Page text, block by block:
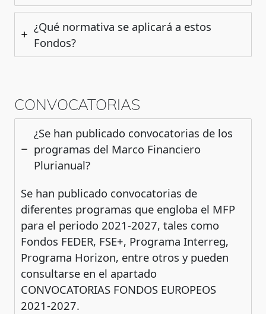
¿Qué normativa se aplicará a estos
Fondos?
CONVOCATORIAS
¿Se han publicado convocatorias de los
programas del Marco Financiero
Plurianual?
Se han publicado convocatorias de
diferentes programas que engloba el MFP
para el periodo 2021-2027, tales como
Fondos FEDER, FSE+, Programa Interreg,
Programa Horizon, entre otros y pueden
consultarse en el apartado
CONVOCATORIAS FONDOS EUROPEOS
2021-2027.